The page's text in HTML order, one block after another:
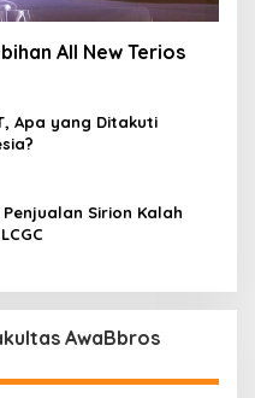
All New Terios
Apa yang Ditakuti
Sirion Kalah
AwaBbros